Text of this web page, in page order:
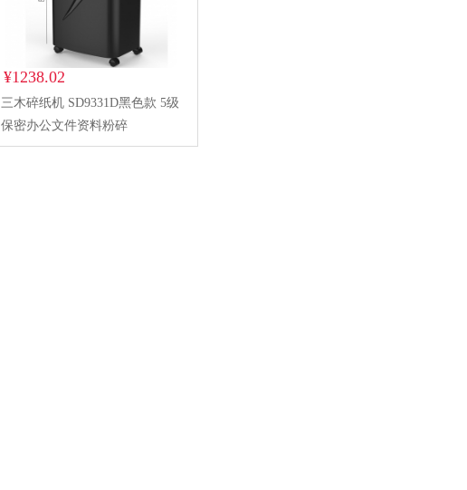
¥1238.02
三木碎纸机 SD9331D黑色款 5级
保密办公文件资料粉碎
SD9331D碎纸机黑色